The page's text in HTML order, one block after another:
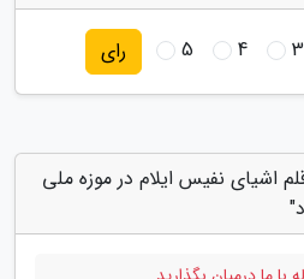
3
4
5 رای
های مرتبط با "15 قلم اشیای نفیس ایلام در موزه ملی